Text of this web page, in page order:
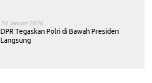
26 Januari 2026
DPR Tegaskan Polri di Bawah Presiden
Langsung